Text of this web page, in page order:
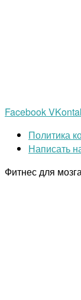
Facebook
Политика
Написать
Фитнес для